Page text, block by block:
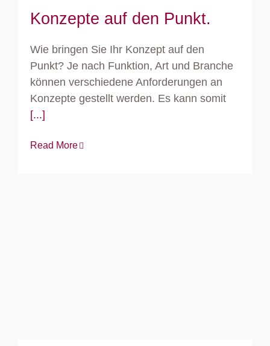
Konzepte auf den Punkt.
Wie bringen Sie Ihr Konzept auf den
Punkt? Je nach Funktion, Art und Branche
können verschiedene Anforderungen an
Konzepte gestellt werden. Es kann somit
[...]
Read More